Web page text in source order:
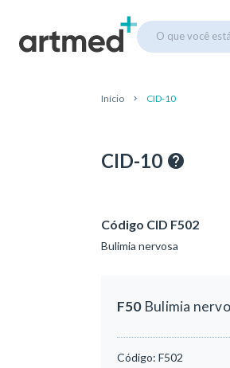
O que você
Início CID-10
CID-10
Código CID F502
Bulimia nervosa
F50Bulimia
Código: F502